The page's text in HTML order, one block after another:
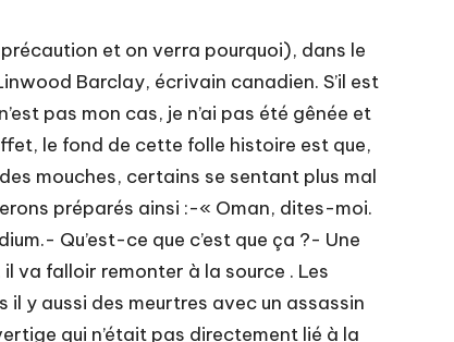
et on verra pourquoi), dans le
Barclay, écrivain canadien. S’il est
pas mon cas, je n’ai pas été gênée et
le fond de cette folle histoire est que,
mouches, certains se sentant plus mal
préparés ainsi :-« Oman, dites-moi.
Qu’est-ce que c’est que ça ?- Une
va falloir remonter à la source . Les
il y aussi des meurtres avec un assassin
qui n’était pas directement lié à la